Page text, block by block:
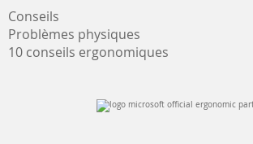
Conseils
Problèmes physiques
10 conseils ergonomiques